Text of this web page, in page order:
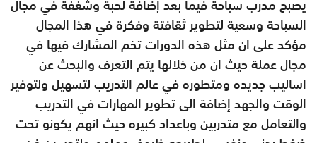
السباحة وسعية لتطوير ثقافتة وفكرة في هذا المجال
مؤكد على ان مثل هذه الدورات تخم المشارك فيها في
مجال عملة حيث ان من خلالها يتم التعرف والبحث عن
اساليب جديده ومتطوره في عالم التدريب لتسهيل ولتوفير
الوقت والجهد إضافة الى تطوير المهارات في التدريب
والتعامل مع متدربين وباعداد كبيره حيث انهم يكونو تحت